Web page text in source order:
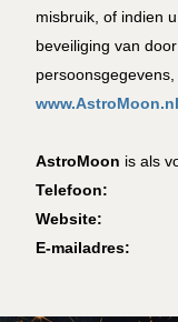
misbruik, of indien
beveiliging van door
www.AstroMoon.nl
AstroMoon is als
Telefoon: 06-
Website:
E-mailadres: